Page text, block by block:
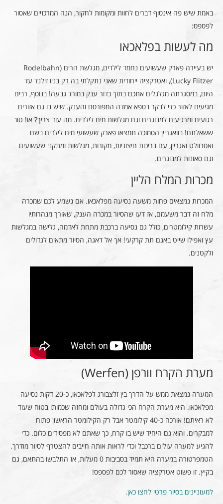
באמת שיש פה אינסוף דברים לחוות ומקומות לחקור, הנה המרכזיים שאסור
לפספס:
מה לעשות בפלאכאו
יש בעיירה פארק שעשועים נחמד לילדים, מגלשת הרים (Rodelbahn
Lucky Flitzer), ואטרקציה ייחודית שאני נתקלתי בה רק בניו זילנד עד
היום, במסגרתה מגלגלים אתכם בתוך כדור ענק במורד גבעה! בנוסף, רבים
מגיעים לאזור כדי לבקר בספא אמדה המפורסם והענק. שיש בו גם אזורים
רגועים ומרגיעים למבוגרים וגם מגלשות מים לילדים. מה עוד צריך? או! טוב
ששאלתם! בוואגריין הסמוכה תמצאו פארק שעשועי מים לילדים בשם
ואסרוולט ואגריין, עם בריכות חיצוניות, מקורות, מגלשות ומתקני שעשועים
וגם סאונות למבוגרים.
מכרות המלח הליין
המכרות נמצאים פחות משעה נסיעה מפלאכאו. אם נשמע לכם שמכרה
מלח זה דבר משעמם, אז דעו שהסיור במכרה הענק, שאורך מנהרותיו
עשרות קילומטרים, כולל גם נסיעה ברכבת מתחת לאדמה, גלישה במגלשות
עץ ואפילו שייט באגם תת קרקעי! אך אל דאגה, הסיור מתאים לגדולים
ולקטנים.
מערת הקרח וורפן (Werfen)
המערה נמצאת ממש על הדרך בין זלצבורג לפלאכאו, כ-20 דקות נסיעה
מפלאכאו. היא מערת הקרח הכי גדולה בעולם ומחזה שכמותו בטוח שעוד
לא ראיתם! אורכה כ-40 קילומטר אבל רק הקילומטר הראשון פתוח
למבקרים. והוא גם היחיד שיש בו קרח, כך שאתם לא מפסידים כלום. כדי
להגיע למערה עולים ברכבל וכדי לראות אותה חייבים להצטרף לסיור מודרך.
הטמפרטורה במערה היא תמיד בסביבות 0 מעלות, אז התלבשו בהתאם, גם
בקיץ. זו פשוט אטרקציה שאסור לכם לפספס!
למעוניינים בסיור פרטי לחצו כאן.